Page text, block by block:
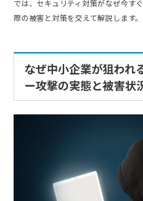
では、セキュリティ対策がなぜ今す
際の被害と対策を交えて解説します。
なぜ中小企業が狙われ
ー攻撃の実態と被害状